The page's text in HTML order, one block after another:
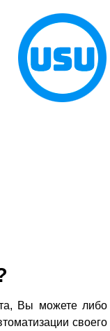
Вы можете либо
своего